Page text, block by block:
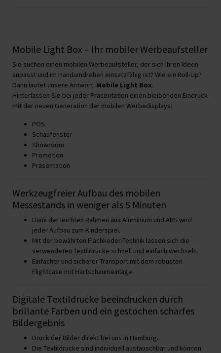
Mobile Light Box – Ihr mobiler Werbeaufsteller
Sie suchen einen mobilen Werbeaufsteller, der sich Ihren Ideen
anpasst und im Handumdrehen einsatzfähig ist? Wie ein Roll-Up?
Dann lautet unsere Antwort: Mobile Light Box.
Hinterlassen Sie bei jeder Präsentation einen bleibenden Eindruck
mit der neuen Generation der mobilen Werbedisplays:
POS
Schaufenster
Showroom
Promotion
Präsentation
Werkzeugfreier Aufbau des mobilen
Messestands in weniger als 5 Minuten
Dank der leichten Rahmen aus Aluminium und ABS wird
jeder Aufbau zum Kinderspiel.
Mit der bewährten Flachkeder-Technik lassen sich die
verwendeten Textildrucke schnell und einfach wechseln.
Einfacher und sicherer Transport mit dem robusten
Flightcase mit Hartschaumeinlage.
Digitale Textildrucke beeindrucken durch
brillante Farben und ein gestochen scharfes
Bildergebnis
Druck der Bilder direkt bei uns in Hamburg.
Die Textildrucke sind individuell austauschbar und können